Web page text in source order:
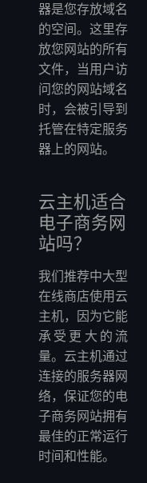
器是您存放域名
的空间。这里存
放您网站的所有
文件，当用户访
问您的网站域名
时，会被引导到
托管在特定服务
器上的网站。
云主机适合
电子商务网
站吗？
我们推荐中大型
在线商店使用云
主机，因为它能
承受更大的流
量。云主机通过
连接的服务器网
络，保证您的电
子商务网站拥有
最佳的正常运行
时间和性能。